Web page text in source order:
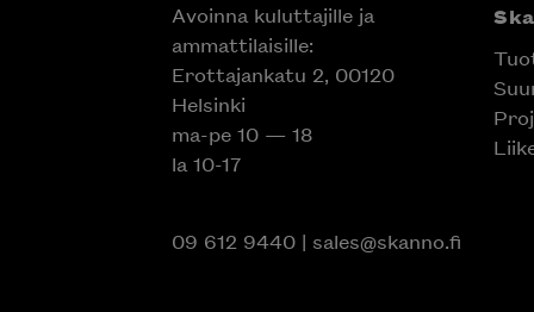
Avoinna kuluttajille ja
ammattilaisille:
Erottajankatu 2, 00120
Helsinki
ma-pe 10 — 18
la 10-17
09 612 9440| sales@skanno.fi